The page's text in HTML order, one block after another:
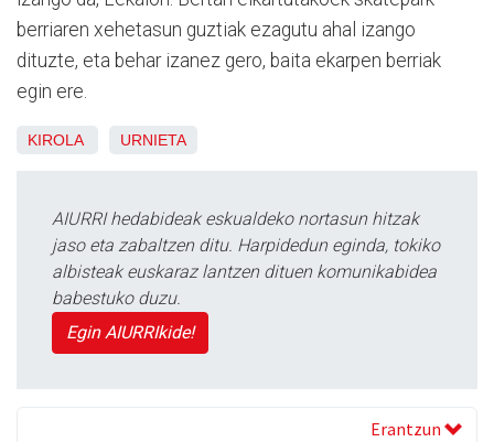
berriaren xehetasun guztiak ezagutu ahal izango
dituzte, eta behar izanez gero, baita ekarpen berriak
egin ere.
KIROLA URNIETA
AIURRI hedabideak eskualdeko nortasun hitzak
jaso eta zabaltzen ditu. Harpidedun eginda, tokiko
albisteak euskaraz lantzen dituen komunikabidea
babestuko duzu.
Egin AIURRIkide!
Erantzun